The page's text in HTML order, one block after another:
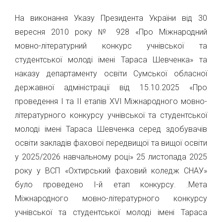
На виконання Указу Президента України від 30
вересня 2010 року № 928 «Про Міжнародний
мовно-літературний конкурс учнівської та
студентської молоді імені Тараса Шевченка» та
наказу департаменту освіти Сумської обласної
державної адміністрації від 15.10.2025 «Про
проведення І та ІІ етапів XVІ Міжнародного мовно-
літературного конкурсу учнівської та студентської
молоді імені Тараса Шевченка серед здобувачів
освіти закладів фахової передвищої та вищої освіти
у 2025/2026 навчальному році» 25 листопада 2025
року у ВСП «Охтирський фаховий коледж СНАУ»
було проведено І-й етап конкурсу. .Мета
Міжнародного мовно-літературного конкурсу
учнівської та студентської молоді імені Тараса